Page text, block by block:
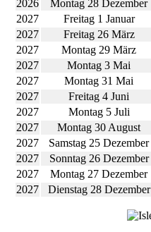
2026
Montag 28 Dezember
2027
Freitag 1 Januar
2027
Freitag 26 März
2027
Montag 29 März
2027
Montag 3 Mai
2027
Montag 31 Mai
2027
Freitag 4 Juni
2027
Montag 5 Juli
2027
Montag 30 August
2027
Samstag 25 Dezember
2027
Sonntag 26 Dezember
2027
Montag 27 Dezember
2027
Dienstag 28 Dezember